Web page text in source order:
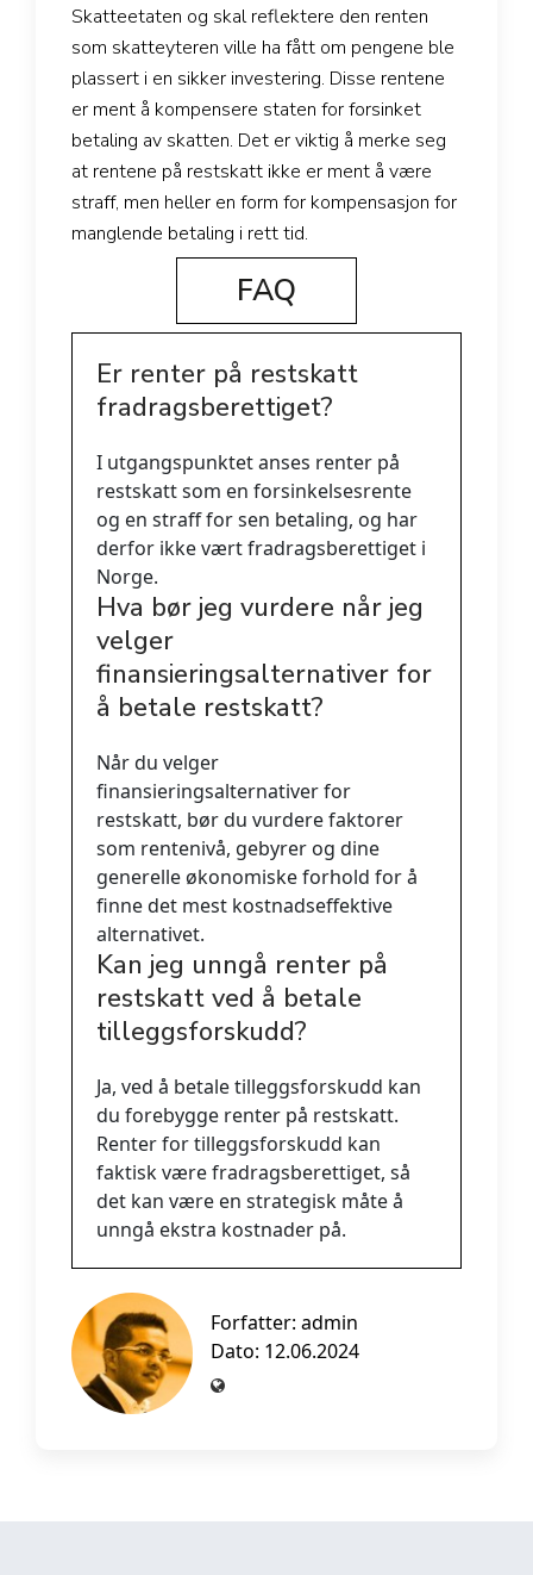
Skatteetaten og skal reflektere den renten
som skatteyteren ville ha fått om pengene ble
plassert i en sikker investering. Disse rentene
er ment å kompensere staten for forsinket
betaling av skatten. Det er viktig å merke seg
at rentene på restskatt ikke er ment å være
straff, men heller en form for kompensasjon for
manglende betaling i rett tid.
FAQ
Er renter på restskatt
fradragsberettiget?
I utgangspunktet anses renter på
restskatt som en forsinkelsesrente
og en straff for sen betaling, og har
derfor ikke vært fradragsberettiget i
Norge.
Hva bør jeg vurdere når jeg
velger
finansieringsalternativer for
å betale restskatt?
Når du velger
finansieringsalternativer for
restskatt, bør du vurdere faktorer
som rentenivå, gebyrer og dine
generelle økonomiske forhold for å
finne det mest kostnadseffektive
alternativet.
Kan jeg unngå renter på
restskatt ved å betale
tilleggsforskudd?
Ja, ved å betale tilleggsforskudd kan
du forebygge renter på restskatt.
Renter for tilleggsforskudd kan
faktisk være fradragsberettiget, så
det kan være en strategisk måte å
unngå ekstra kostnader på.
Forfatter: admin
Dato: 12.06.2024